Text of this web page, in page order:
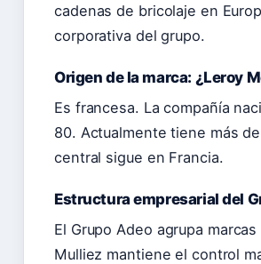
cadenas de bricolaje en
corporativa del grupo.
Origen de la marca: ¿Leroy
Es francesa. La compañía
80. Actualmente tiene más
central sigue en Francia.
Estructura empresarial del
El Grupo Adeo agrupa
Mulliez mantiene el control